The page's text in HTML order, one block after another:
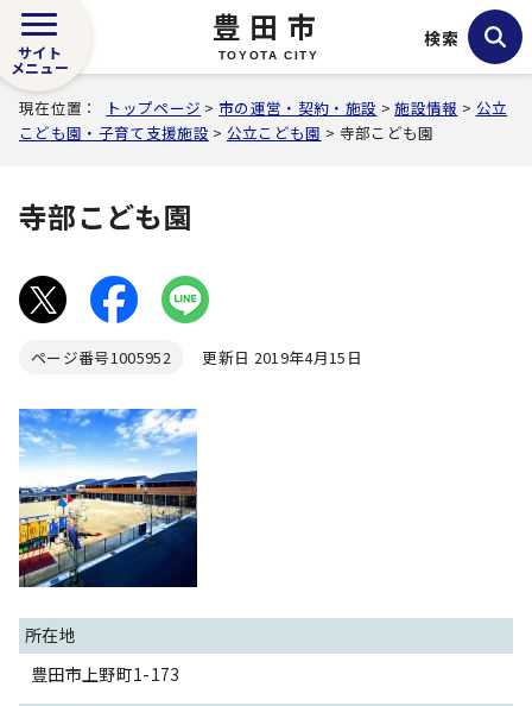
豊田市
TOYOTA CITY
サイト
メニュー
検索
現在位置： トップページ >市の運営・契約・施設 >施設情報 > 公立
こども園・子育て支援施設 > 公立こども園 > 寺部こども園
寺部こども園
ページ番号1005952 更新日 2019年4月15日
所在地
豊田市上野町1-173